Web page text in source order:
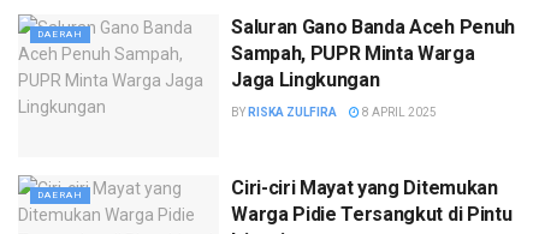
DAERAH
Saluran Gano Banda Aceh Penuh
Sampah, PUPR Minta Warga
Jaga Lingkungan
BY RISKA ZULFIRA 8 APRIL 2025
DAERAH
Ciri-ciri Mayat yang Ditemukan
Warga Pidie Tersangkut di Pintu